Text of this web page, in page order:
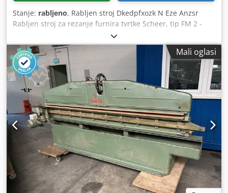
Stanje: rabljeno, Rabljen stroj Dkedpfxozk N Eze Anzsr
Rabljen stroj za rezanje furnira tvrtke Scheer, tip FM 2 -
3000 Zatezanje pomoću ručnog kotačića Integrirani sustav
za usisavanje Duljina reza: 3000 mm Podesivo Dostupnost:
u kratkom roku Lokacija: Röllbach
Mali oglasi